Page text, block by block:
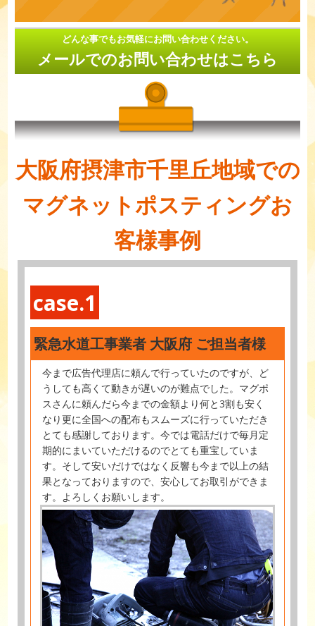
どんな事でもお気軽にお問い合わせください。
メールでのお問い合わせはこちら
大阪府摂津市千里丘地域での
マグネットポスティングお
客様事例
case.1
緊急水道工事業者 大阪府 ご担当者様
今まで広告代理店に頼んで行っていたのですが、ど
うしても高くて動きが遅いのが難点でした。マグポ
スさんに頼んだら今までの金額より何と3割も安く
なり更に全国への配布もスムーズに行っていただき
とても感謝しております。今では電話だけで毎月定
期的にまいていただけるのでとても重宝していま
す。そして安いだけではなく反響も今まで以上の結
果となっておりますので、安心してお取引ができま
す。よろしくお願いします。